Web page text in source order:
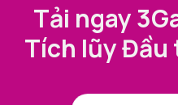
Tải ngay
Tích lũy